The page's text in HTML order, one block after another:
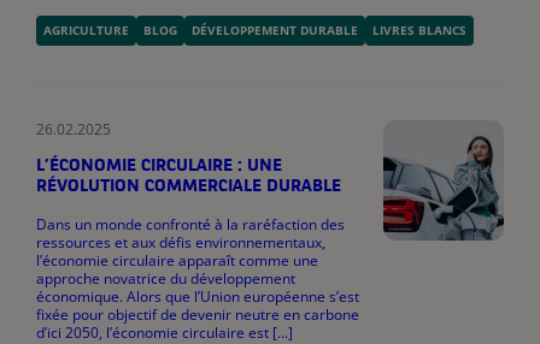
AGRICULTURE BLOG DÉVELOPPEMENT DURABLE LIVRES BLANCS
26.02.2025
L’ÉCONOMIE CIRCULAIRE : UNE
RÉVOLUTION COMMERCIALE DURABLE
Dans un monde confronté à la raréfaction des
ressources et aux défis environnementaux,
l’économie circulaire apparaît comme une
approche novatrice du développement
économique. Alors que l’Union européenne s’est
fixée pour objectif de devenir neutre en carbone
d’ici 2050, l’économie circulaire est [...]